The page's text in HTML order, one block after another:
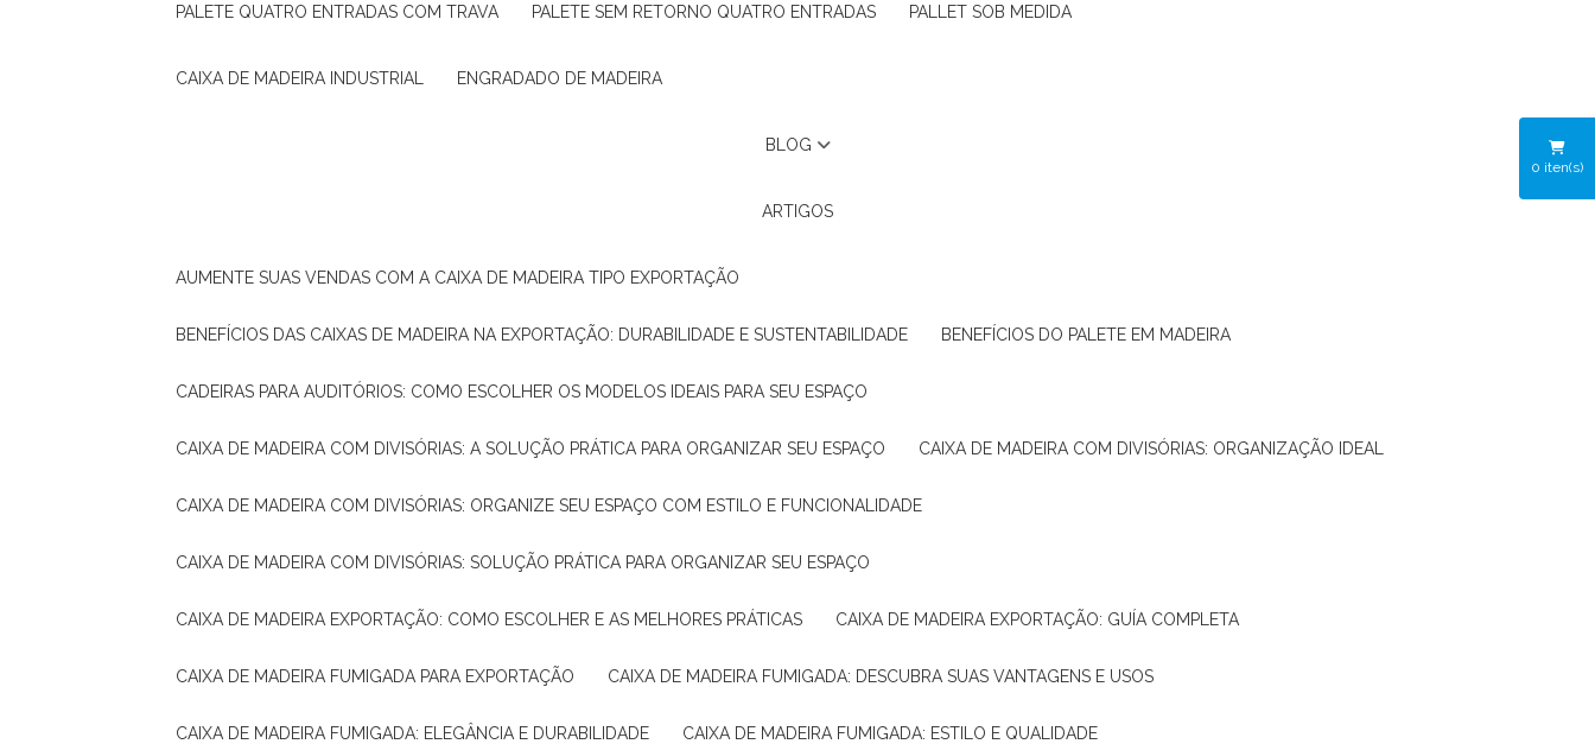
PALETE QUATRO ENTRADAS COM TRAVA PALETE SEM RETORNO QUATRO ENTRADAS PALLET SOB MEDIDA
CAIXA DE MADEIRA INDUSTRIAL ENGRADADO DE MADEIRA
BLOG
ARTIGOS
AUMENTE SUAS VENDAS COM A CAIXA DE MADEIRA TIPO EXPORTAÇÃO
BENEFÍCIOS DAS CAIXAS DE MADEIRA NA EXPORTAÇÃO: DURABILIDADE E SUSTENTABILIDADE BENEFÍCIOS DO PALETE EM MADEIRA
CADEIRAS PARA AUDITÓRIOS: COMO ESCOLHER OS MODELOS IDEAIS PARA SEU ESPAÇO
CAIXA DE MADEIRA COM DIVISÓRIAS: A SOLUÇÃO PRÁTICA PARA ORGANIZAR SEU ESPAÇO CAIXA DE MADEIRA COM DIVISÓRIAS: ORGANIZAÇÃO IDEAL
CAIXA DE MADEIRA COM DIVISÓRIAS: ORGANIZE SEU ESPAÇO COM ESTILO E FUNCIONALIDADE
CAIXA DE MADEIRA COM DIVISÓRIAS: SOLUÇÃO PRÁTICA PARA ORGANIZAR SEU ESPAÇO
CAIXA DE MADEIRA EXPORTAÇÃO: COMO ESCOLHER E AS MELHORES PRÁTICAS CAIXA DE MADEIRA EXPORTAÇÃO: GUÍA COMPLETA
CAIXA DE MADEIRA FUMIGADA PARA EXPORTAÇÃO CAIXA DE MADEIRA FUMIGADA: DESCUBRA SUAS VANTAGENS E USOS
CAIXA DE MADEIRA FUMIGADA: ELEGÂNCIA E DURABILIDADE CAIXA DE MADEIRA FUMIGADA: ESTILO E QUALIDADE
0 iten(s)